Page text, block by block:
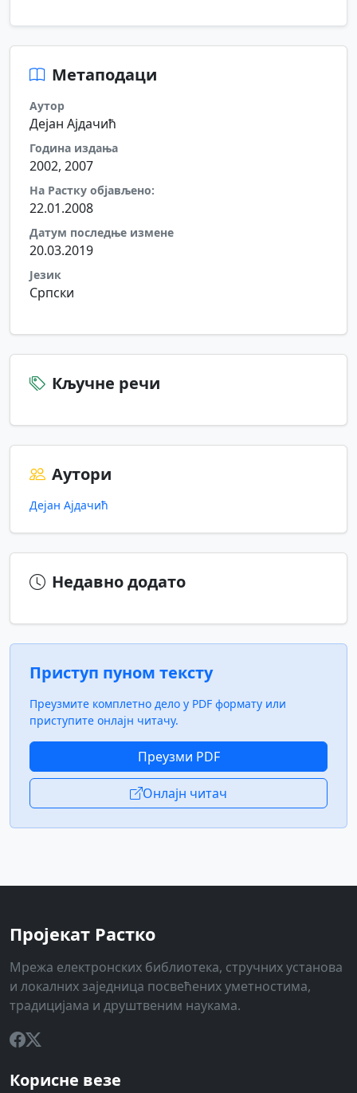
Метаподаци
Аутор
Дејан Ајдачић
Година издања
2002, 2007
На Растку објављено:
22.01.2008
Датум последње измене
20.03.2019
Језик
Српски
Кључне речи
Аутори
Дејан Ајдачић
Недавно додато
Приступ пуном тексту
Преузмите комплетно дело у PDF формату или
приступите онлајн читачу.
Преузми PDF
Онлајн читач
Пројекат Растко
Мрежа електронских библиотека, стручних установа
и локалних заједница посвећених уметностима,
традицијама и друштвеним наукама.
Корисне везе